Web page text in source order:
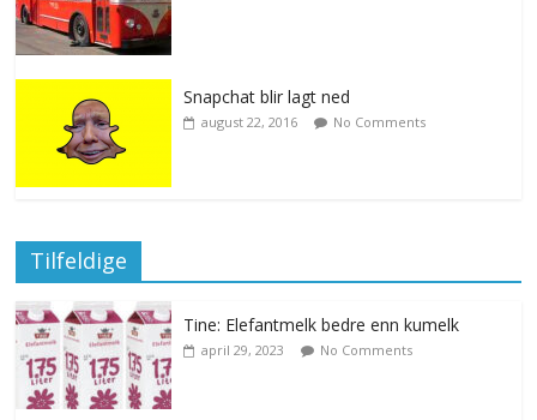
Snapchat blir lagt ned
august 22, 2016 No Comments
Tilfeldige
Tine: Elefantmelk bedre enn kumelk
april 29, 2023 No Comments